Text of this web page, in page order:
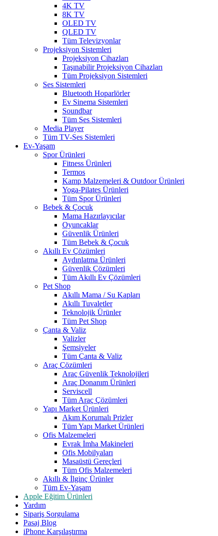
4K TV
8K TV
OLED TV
QLED TV
Tüm Televizyonlar
Projeksiyon Sistemleri
Projeksiyon Cihazları
Taşınabilir Projeksiyon Cihazları
Tüm Projeksiyon Sistemleri
Ses Sistemleri
Bluetooth Hoparlörler
Ev Sinema Sistemleri
Soundbar
Tüm Ses Sistemleri
Media Player
Tüm TV-Ses Sistemleri
Ev-Yaşam
Spor Ürünleri
Fitness Ürünleri
Termos
Kamp Malzemeleri & Outdoor Ürünleri
Yoga-Pilates Ürünleri
Tüm Spor Ürünleri
Bebek & Çocuk
Mama Hazırlayıcılar
Oyuncaklar
Güvenlik Ürünleri
Tüm Bebek & Çocuk
Akıllı Ev Çözümleri
Aydınlatma Ürünleri
Güvenlik Çözümleri
Tüm Akıllı Ev Çözümleri
Pet Shop
Akıllı Mama / Su Kapları
Akıllı Tuvaletler
Teknolojik Ürünler
Tüm Pet Shop
Çanta & Valiz
Valizler
Şemsiyeler
Tüm Çanta & Valiz
Araç Çözümleri
Araç Güvenlik Teknolojileri
Araç Donanım Ürünleri
Serviscell
Tüm Araç Çözümleri
Yapı Market Ürünleri
Akım Korumalı Prizler
Tüm Yapı Market Ürünleri
Ofis Malzemeleri
Evrak İmha Makineleri
Ofis Mobilyaları
Masaüstü Gereçleri
Tüm Ofis Malzemeleri
Akıllı & İlginç Ürünler
Tüm Ev-Yaşam
Apple Eğitim Ürünleri
Yardım
Sipariş Sorgulama
Pasaj Blog
iPhone Karşılaştırma